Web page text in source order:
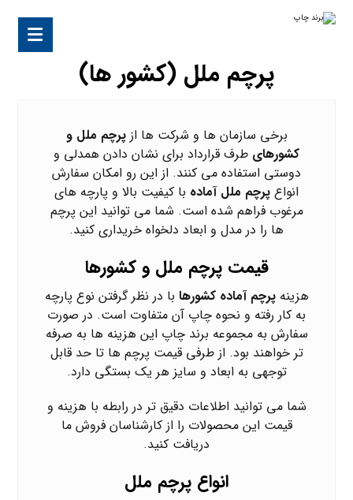
پرچم ملل (کشور ها)
برخی سازمان ها و شرکت ها ازپرچم ملل و
کشورهای طرف قرارداد برای نشان دادن همدلی و
دوستی استفاده می کنند. از این رو امکان سفارش
انواع پرچم ملل آماده با کیفیت بالا و پارچه های
مرغوب فراهم شده است. شما می توانید این پرچم
ها را در مدل و ابعاد دلخواه خریداری کنید.
قیمت پرچم ملل و کشورها
هزینهپرچم آماده کشورها با در نظر گرفتن نوع پارچه
به کار رفته و نحوه چاپ آن متفاوت است. در صورت
سفارش به مجموعه برند چاپ این هزینه ها به صرفه
تر خواهند بود. از طرفی قیمت پرچم ها تا حد قابل
توجهی به ابعاد و سایز هر یک بستگی دارد.
شما می توانید اطلاعات دقیق تر در رابطه با هزینه و
قیمت این محصولات را از کارشناسان فروش ما
دریافت کنید.
انواع پرچم ملل